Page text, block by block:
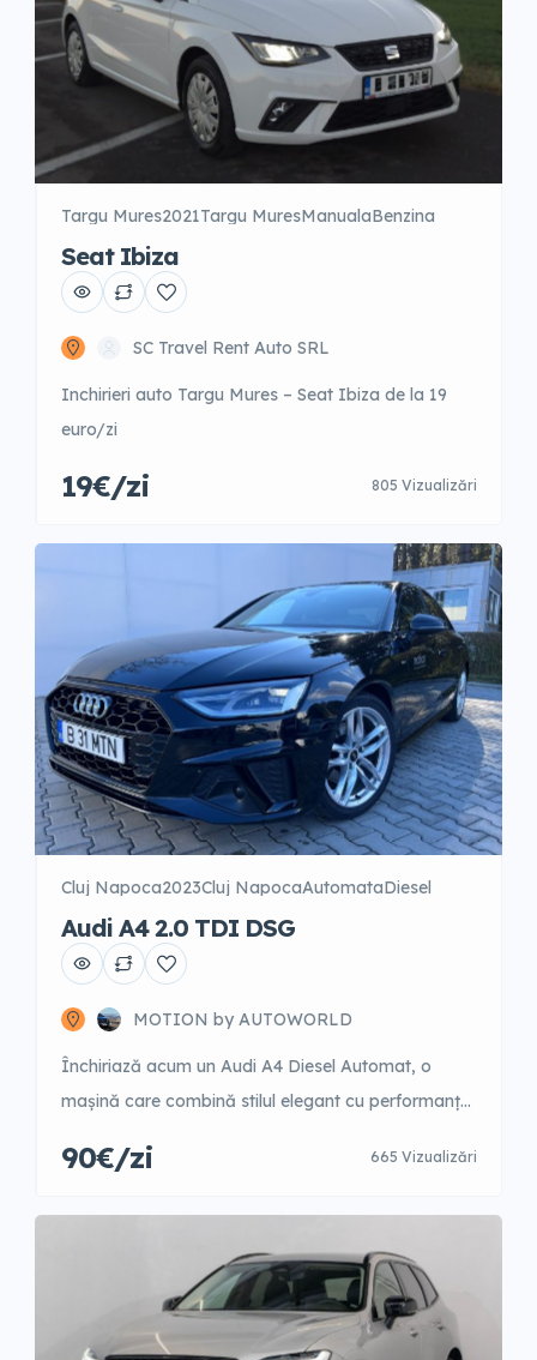
Targu Mures2021Targu MuresManualaBenzina
Seat Ibiza
SC Travel Rent Auto SRL
Inchirieri auto Targu Mures – Seat Ibiza de la 19
euro/zi
19€/zi 805 Vizualizări
Cluj Napoca2023Cluj NapocaAutomataDiesel
Audi A4 2.0 TDI DSG
MOTION by AUTOWORLD
Închiriază acum un Audi A4 Diesel Automat, o
mașină care combină stilul elegant cu performanța
deosebit și tehnologie de ultimă generație, inclusiv
pentru călătorii lungi. Cu un sistem de siguranță de
top, te vei simți în […]
90€/zi 665 Vizualizări